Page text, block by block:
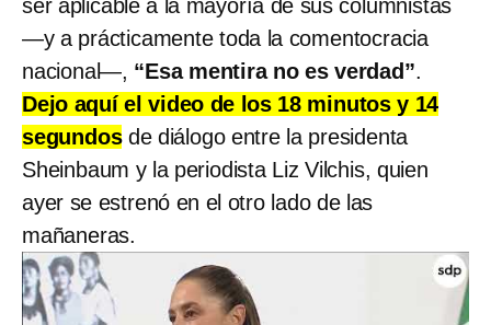
ser aplicable a la mayoría de sus columnistas
—y a prácticamente toda la comentocracia
nacional—, “Esa mentira no es verdad”.
Dejo aquí el video de los 18 minutos y 14
segundosde diálogo entre la presidenta
Sheinbaum y la periodista Liz Vilchis, quien
ayer se estrenó en el otro lado de las
mañaneras.